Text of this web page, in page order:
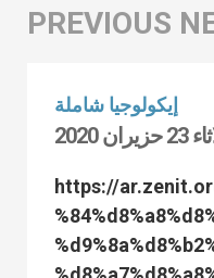
إيكولوجيا شاملة
https://